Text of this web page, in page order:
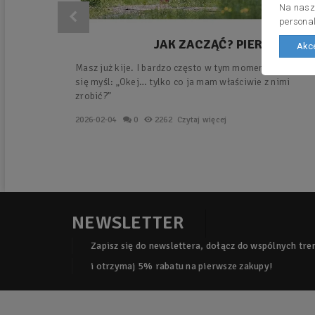
JAK ZACZĄĆ? PIERWSZY
PROSTY PLAN KROK PO
KROKU.
Masz już kije. I bardzo często w tym momencie pojawia
się myśl: „Okej… tylko co ja mam właściwie z nimi
zrobić?”
2026-02-04 0 2262 Czytaj więcej
NEWSLETTER
Zapisz się do newslettera, dołącz do wspólnych
i otrzymaj 5% rabatu na pierwsze zakupy!
Na